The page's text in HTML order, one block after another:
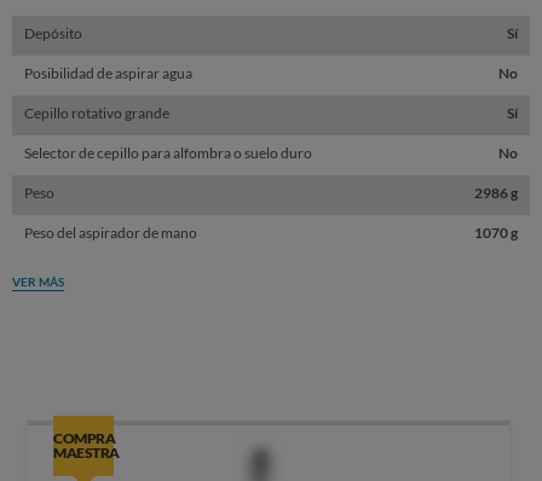
Depósito Sí
Posibilidad de aspirar agua No
Cepillo rotativo grande Sí
Selector de cepillo para alfombra o suelo duro No
Peso 2986 g
Peso del aspirador de mano 1070 g
VER MÁS
COMPRA
MAESTRA